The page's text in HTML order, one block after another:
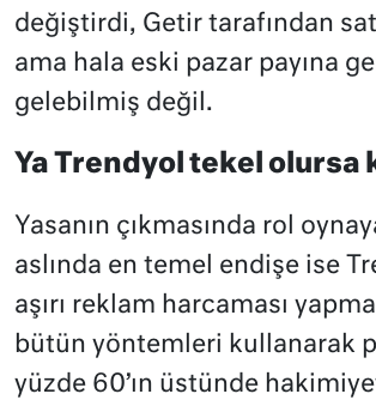
değiştirdi, Getir tarafından
ama hala eski pazar payına
gelebilmiş değil.
Ya Trendyol tekel olursa
Yasanın çıkmasında rol
aslında en temel endişe ise
aşırı reklam harcaması
bütün yöntemleri kullanarak
yüzde 60’ın üstünde